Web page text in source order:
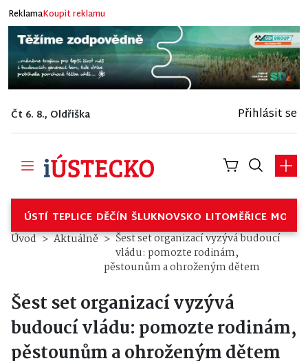
ReklamaKoupit reklamu
Čt 6. 8., Oldřiška Přihlásit se
ÚSTÍ TEPLICE DĚČÍN ŠLUKNOVSKO LITOMĚŘICE
Úvod Aktuálně
Šest set organizací vyzývá budoucí
vládu: pomozte rodinám,
pěstounům a ohroženým dětem
Šest set organizací vyzývá
budoucí vládu: pomozte rodinám,
pěstounům a ohroženým dětem